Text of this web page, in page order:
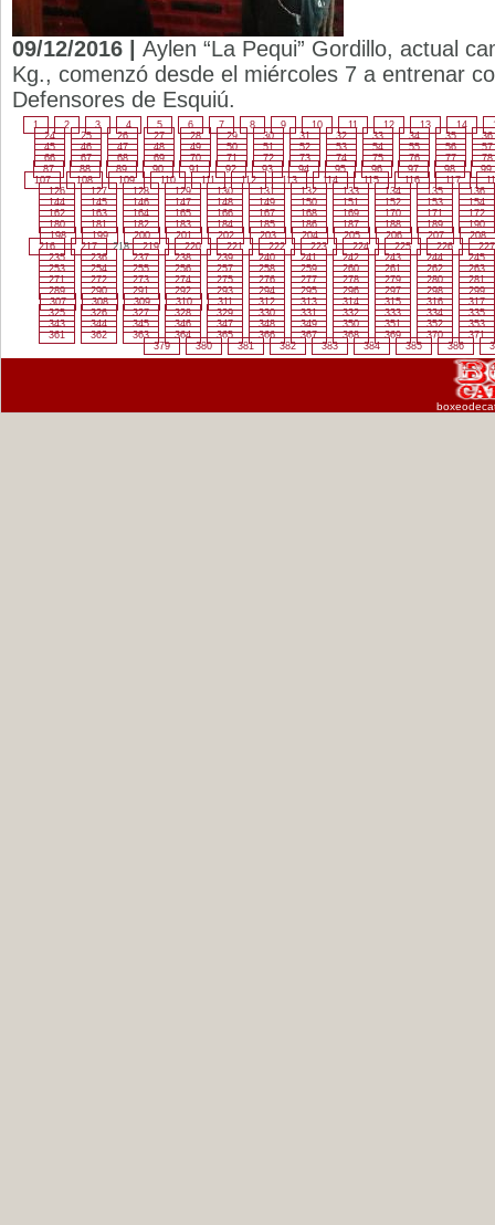
09/12/2016 | Aylen “La Pequi” Gordillo, actual
Kg., comenzó desde el miércoles 7 a entrenar
Defensores de Esquiú.
1 2 3 4 5 6 7 8 9 10 11 12 13 14
24
25 26 27 28 29 30 31 32 33 34 35
36
45
46 47 48 49 50 51 52 53 54 55 56
57
66
67 68 69 70 71 72 73 74 75 76 77
78
87
88 89 90 91 92 93 94 95 96 97 98
99
107
108 109 110 111 112 113 114 115 116 117
126
127 128 129 130 131 132 133 134 135
136
144
145 146 147 148 149 150 151 152 153
154
162
163 164 165 166 167 168 169 170 171
172
180
181 182 183 184 185 186 187 188 189
190
198
199 200 201 202 203 204 205 206 207
208
216
217 218 219 220 221 222 223 224 225 226
227
235
236 237 238 239 240 241 242 243 244
245
253
254 255 256 257 258 259 260 261 262
263
271
272 273 274 275 276 277 278 279 280
281
289
290 291 292 293 294 295 296 297 298
299
307
308 309 310 311 312 313 314 315 316
317
325
326 327 328 329 330 331 332 333 334
335
343
344 345 346 347 348 349 350 351 352
353
361
362 363 364 365 366 367 368 369 370
371
379
380 381 382 383 384 385 386